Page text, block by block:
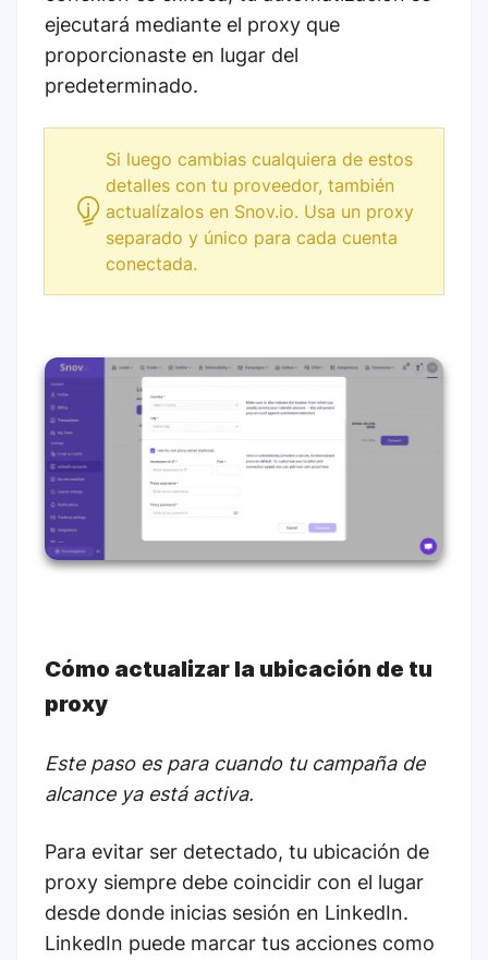
ejecutará mediante el proxy que
proporcionaste en lugar del
predeterminado.
Si luego cambias cualquiera de estos
detalles con tu proveedor, también
actualízalos en Snov.io. Usa un proxy
separado y único para cada cuenta
conectada.
Cómo actualizar la ubicación de tu
proxy
Este paso es para cuando tu campaña de
alcance ya está activa.
Para evitar ser detectado, tu ubicación de
proxy siempre debe coincidir con el lugar
desde donde inicias sesión en LinkedIn.
LinkedIn puede marcar tus acciones como